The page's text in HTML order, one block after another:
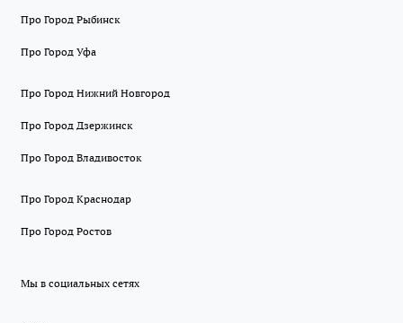
Про Город Рыбинск
Про Город Уфа
Про Город Нижний Новгород
Про Город Дзержинск
Про Город Владивосток
Про Город Краснодар
Про Город Ростов
Мы в социальных сетях